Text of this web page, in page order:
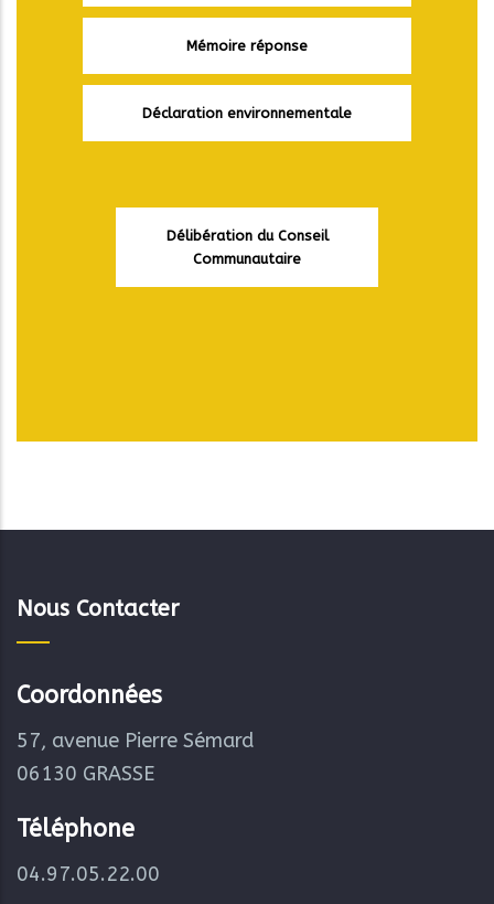
Mémoire réponse
Déclaration environnementale
Délibération du Conseil
Communautaire
Nous Contacter
Coordonnées
57, avenue Pierre Sémard
06130 GRASSE
Téléphone
04.97.05.22.00